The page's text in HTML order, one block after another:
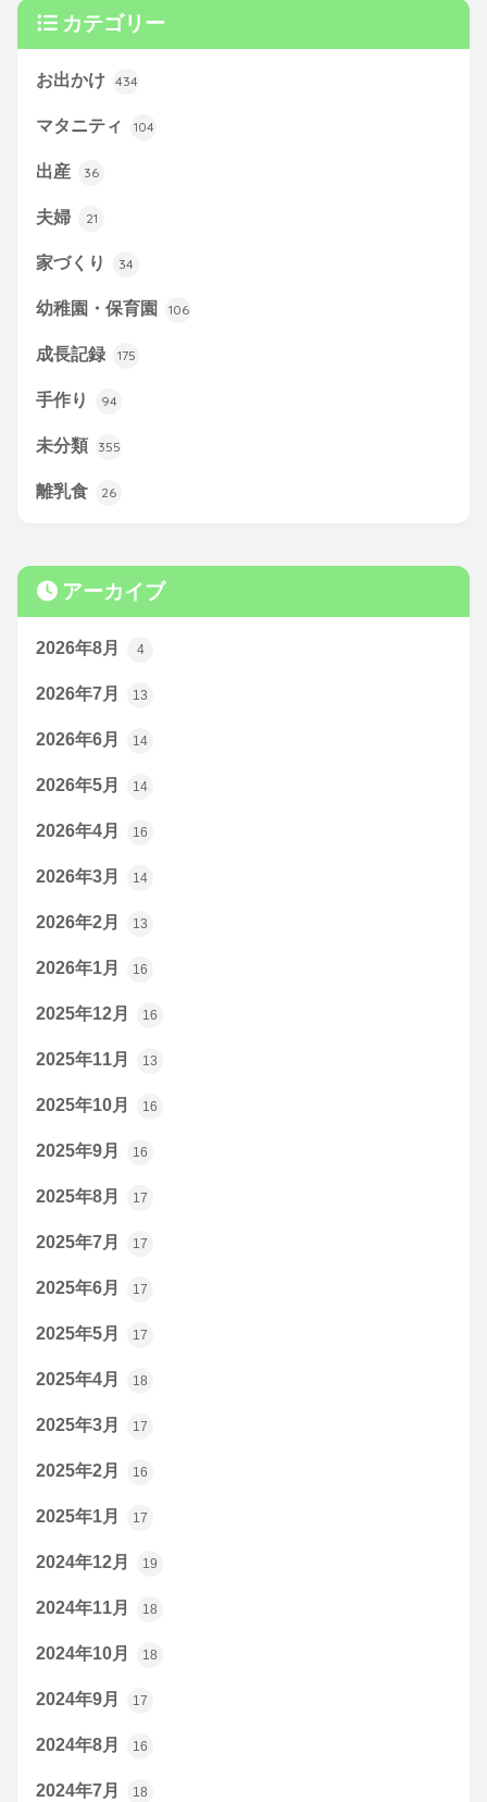
カテゴリー
お出かけ 434
マタニティ 104
出産 36
夫婦 21
家づくり 34
幼稚園・保育園 106
成長記録 175
手作り 94
未分類 355
離乳食 26
アーカイブ
2026年8月 4
2026年7月 13
2026年6月 14
2026年5月 14
2026年4月 16
2026年3月 14
2026年2月 13
2026年1月 16
2025年12月 16
2025年11月 13
2025年10月 16
2025年9月 16
2025年8月 17
2025年7月 17
2025年6月 17
2025年5月 17
2025年4月 18
2025年3月 17
2025年2月 16
2025年1月 17
2024年12月 19
2024年11月 18
2024年10月 18
2024年9月 17
2024年8月 16
2024年7月 18